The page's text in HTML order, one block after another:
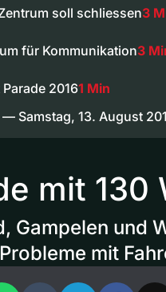
soll schliessen3
für Kommunikation3
Parade 20161 Min
— Samstag, 13. August
mit 130
Gampelen und
mit